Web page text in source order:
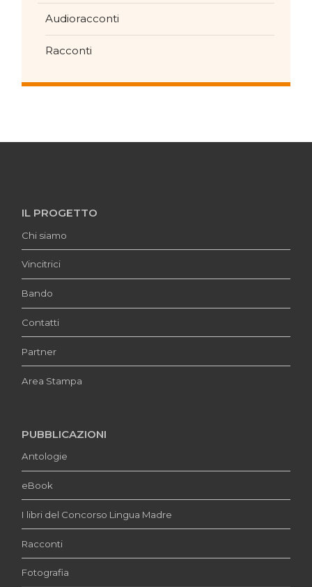
Audioracconti
Racconti
IL PROGETTO
Chi siamo
Vincitrici
Bando
Contatti
Partner
Area Stampa
PUBBLICAZIONI
Antologie
eBook
I libri del Concorso Lingua Madre
Racconti
Fotografia